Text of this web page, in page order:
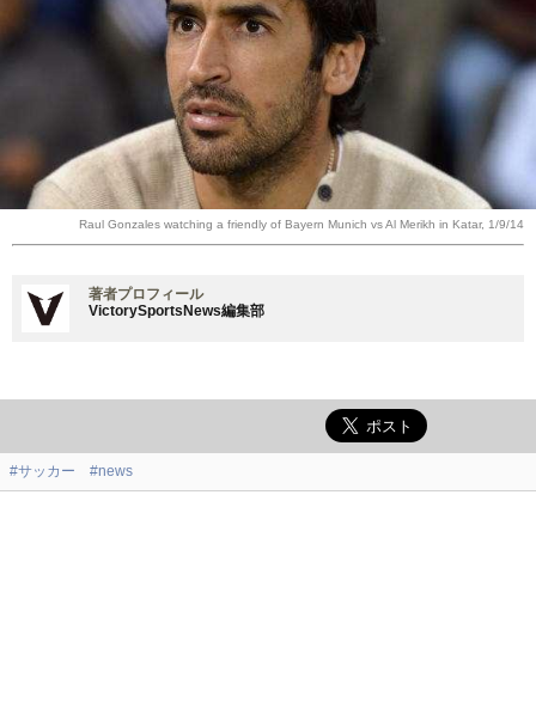
Raul Gonzales watching a friendly of Bayern Munich vs Al Merikh in Katar, 1/9/14
著者プロフィール
VictorySportsNews編集部
#サッカー #news